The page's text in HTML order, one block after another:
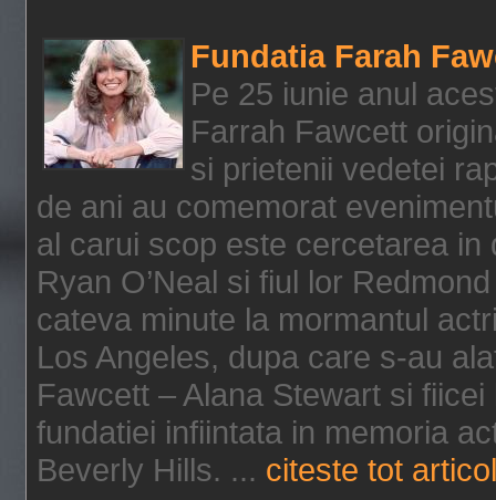
Fundatia Farah
Pe 25 iunie anul
Farrah Fawcett
si prietenii vedetei
de ani au comemorat
al carui scop este cercetarea
Ryan O’Neal si fiul lor
cateva minute la mormantul
Los Angeles, dupa care s-au
Fawcett – Alana Stewart si fiicei
fundatiei infiintata in memoria
Beverly Hills. ... citeste tot